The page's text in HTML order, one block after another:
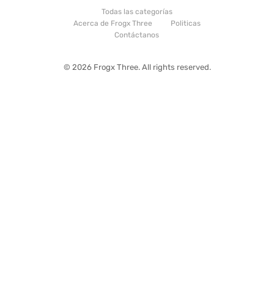
Todas las categorías
Acerca de Frogx Three
Politicas
Contáctanos
© 2026 Frogx Three. All rights reserved.